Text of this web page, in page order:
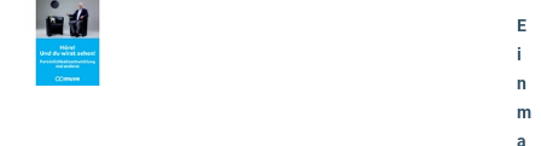
E
i
n
m
a